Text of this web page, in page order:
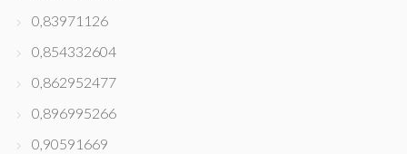
0,83971126
0,854332604
0,862952477
0,896995266
0,90591669